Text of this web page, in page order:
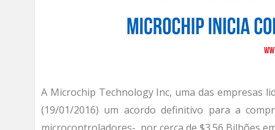
A Microchip Technology Inc, uma das empresas
(19/01/2016) um acordo definitivo para a